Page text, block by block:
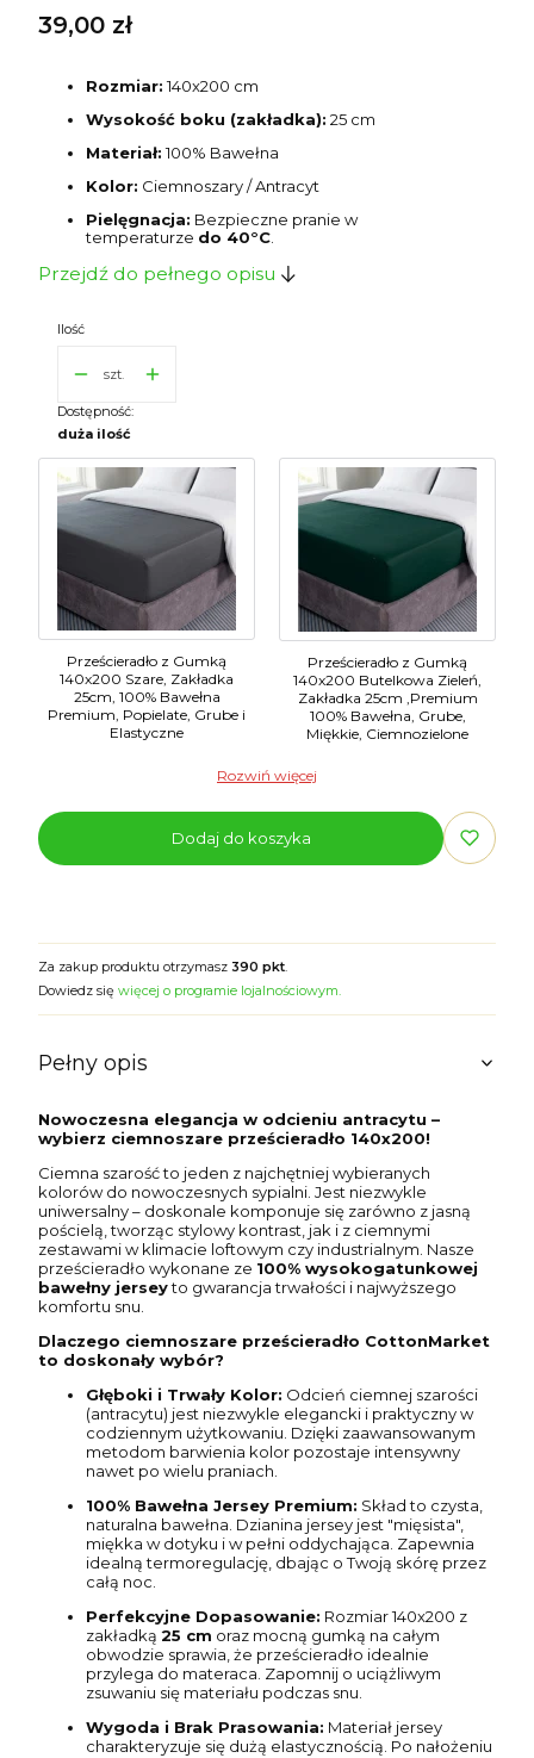
Cena
39,00 zł
Rozmiar:140x200 cm
Wysokość boku (zakładka): 25 cm
Materiał:100% Bawełna
Kolor: Ciemnoszary / Antracyt
Pielęgnacja: Bezpieczne pranie w
temperaturze do 40°C.
Przejdź do pełnego opisu
Ilość
szt.
Dostępność:
duża ilość
Prześcieradło z Gumką
140x200 Szare, Zakładka
25cm, 100% Bawełna
Premium, Popielate, Grube i
Elastyczne
Prześcieradło z Gumką
140x200 Butelkowa Zieleń,
Zakładka 25cm ,Premium
100% Bawełna, Grube,
Miękkie, Ciemnozielone
Rozwiń więcej
Dodaj do koszyka
Za zakup produktu otrzymasz 390 pkt.
Dowiedz się więcej o programie lojalnościowym.
Pełny opis
Nowoczesna elegancja w odcieniu antracytu –
wybierz ciemnoszare prześcieradło 140x200!
Ciemna szarość to jeden z najchętniej wybieranych
kolorów do nowoczesnych sypialni. Jest niezwykle
uniwersalny – doskonale komponuje się zarówno z jasną
pościelą, tworząc stylowy kontrast, jak i z ciemnymi
zestawami w klimacie loftowym czy industrialnym. Nasze
prześcieradło wykonane ze 100% wysokogatunkowej
bawełny jerseyto gwarancja trwałości i najwyższego
komfortu snu.
Dlaczego ciemnoszare prześcieradło CottonMarket
to doskonały wybór?
Głęboki i Trwały Kolor: Odcień ciemnej szarości
(antracytu) jest niezwykle elegancki i praktyczny w
codziennym użytkowaniu. Dzięki zaawansowanym
metodom barwienia kolor pozostaje intensywny
nawet po wielu praniach.
100% Bawełna Jersey Premium: Skład to czysta,
naturalna bawełna. Dzianina jersey jest "mięsista",
miękka w dotyku i w pełni oddychająca. Zapewnia
idealną termoregulację, dbając o Twoją skórę przez
całą noc.
Perfekcyjne Dopasowanie: Rozmiar 140x200 z
zakładką 25 cm oraz mocną gumką na całym
obwodzie sprawia, że prześcieradło idealnie
przylega do materaca. Zapomnij o uciążliwym
zsuwaniu się materiału podczas snu.
Wygoda i Brak Prasowania: Materiał jersey
charakteryzuje się dużą elastycznością. Po nałożeniu